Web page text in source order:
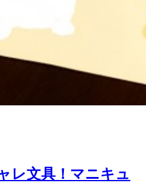
レ文具！マニキュ